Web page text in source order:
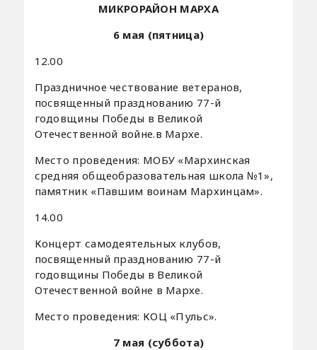
МИКРОРАЙОН МАРХА
6 мая (пятница)
12.00
Праздничное чествование ветеранов,
посвященный празднованию 77-й
годовщины Победы в Великой
Отечественной войне.в Мархе.
Место проведения: МОБУ «Мархинская
средняя общеобразовательная школа №1»,
памятник «Павшим воинам Мархинцам».
14.00
Концерт самодеятельных клубов,
посвященный празднованию 77-й
годовщины Победы в Великой
Отечественной войне в Мархе.
Место проведения: КОЦ «Пульс».
7 мая (суббота)